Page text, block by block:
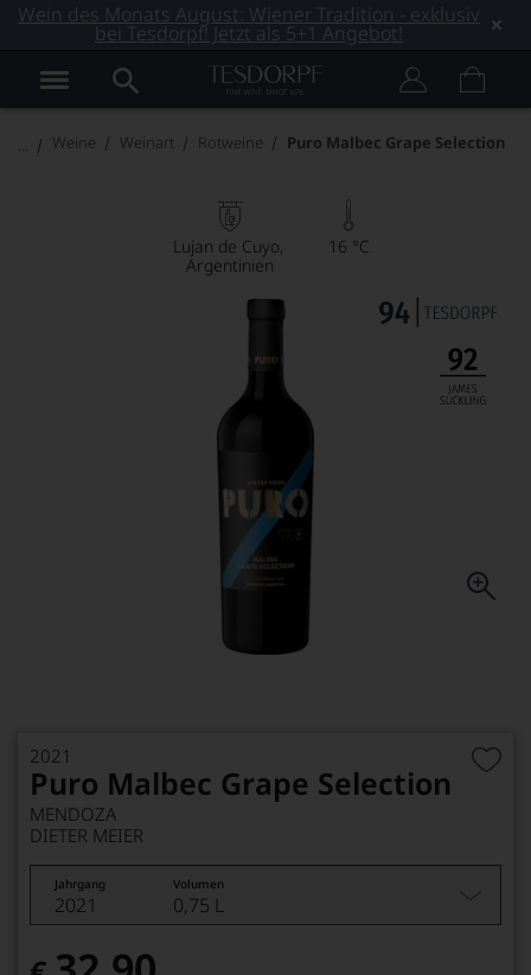
Wein des Monats August: Wiener Tradition - exklusiv
bei Tesdorpf! Jetzt als 5+1 Angebot!
Weine Weinart Rotweine Puro Malbec Grape Selection
Lujan de Cuyo
Argentinien
16 °C
2021
Puro Malbec Grape Selection
MENDOZA
DIETER MEIER
Jahrgang Volumen
2021 0,75 L